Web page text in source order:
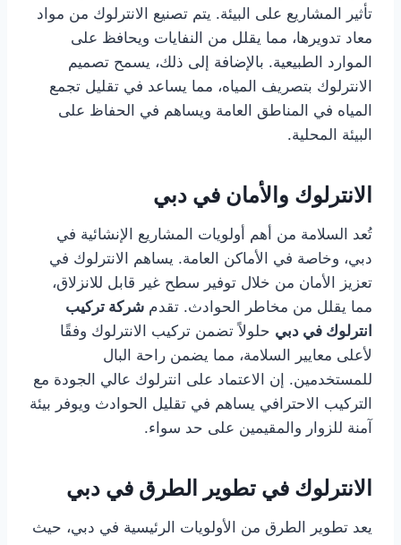
تأثير المشاريع على البيئة. يتم تصنيع الانترلوك من مواد
معاد تدويرها، مما يقلل من النفايات ويحافظ على
الموارد الطبيعية. بالإضافة إلى ذلك، يسمح تصميم
الانترلوك بتصريف المياه، مما يساعد في تقليل تجمع
المياه في المناطق العامة ويساهم في الحفاظ على
البيئة المحلية.
الانترلوك والأمان في دبي
تُعد السلامة من أهم أولويات المشاريع الإنشائية في
دبي، وخاصة في الأماكن العامة. يساهم الانترلوك في
تعزيز الأمان من خلال توفير سطح غير قابل للانزلاق،
مما يقلل من مخاطر الحوادث. تقدم شركة تركيب
انترلوك في دبي حلولاً تضمن تركيب الانترلوك وفقًا
لأعلى معايير السلامة، مما يضمن راحة البال
للمستخدمين. إن الاعتماد على انترلوك عالي الجودة مع
التركيب الاحترافي يساهم في تقليل الحوادث ويوفر بيئة
آمنة للزوار والمقيمين على حد سواء.
الانترلوك في تطوير الطرق في دبي
يعد تطوير الطرق من الأولويات الرئيسية في دبي، حيث